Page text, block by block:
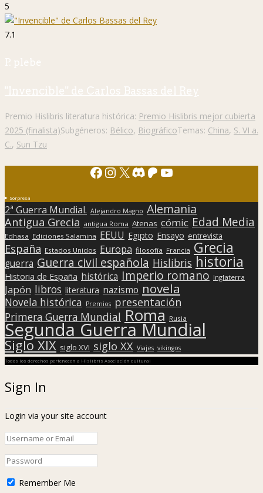
5
7.1
P. plebe
"Invencible" de Carlos Bassas del Rey
Premio Hislibris literatura histórica: Premio Hislibris mejor cubierta
2025 (finalista)Subgéneros: Bélico, BiográficoTemas: China, S. VI a.
C., Sun Tzu
Facebook
Instagram
X Discord
Patreon
YouTube
Sorpresa
2ª Guerra Mundial. Alejandro Magno Alemania
Antigua Grecia antigua Roma Atenas cómic Edad Media
Edhasa Ediciones Salamina EEUU Egipto Ensayo entrevista
España Estados Unidos Europa filosofía Francia Grecia
guerra Guerra civil española Hislibris historia
Historia de España histórica Imperio romano Inglaterra
Japón libros literatura nazismo novela
Novela histórica Premios presentación
Primera Guerra Mundial Roma Rusia
Segunda Guerra Mundial
Siglo XIX siglo XVI siglo XX Viajes vikingos
Todos los derechos pertenecen a Hislibris Asociación cultural
Sign In
Login via your site account
Remember Me